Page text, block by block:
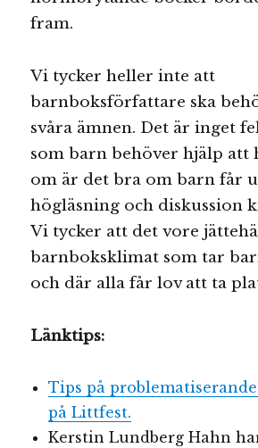
fram.
Vi tycker heller inte att
barnboksförfattare ska
svåra ämnen. Det är inget
som barn behöver hjälp att
om är det bra om barn får
högläsning och diskussion
Vi tycker att det vore
barnboksklimat som tar
och där alla får lov att ta
Länktips:
Tips på
på Littfest.
Kerstin Lundberg Hahn